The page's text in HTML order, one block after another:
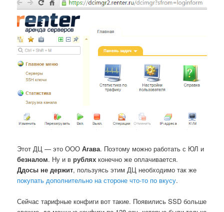
Этот ДЦ — это ОООАгава. Поэтому можно работать с ЮЛ и
безналом. Ну и врублях конечно же оплачивается.
Ддосы не держит, пользуясь этим ДЦ необходимо так же
покупать дополнительно на стороне что-то по вкусу.
Сейчас тарифные конфиги вот такие. Появились SSD больше